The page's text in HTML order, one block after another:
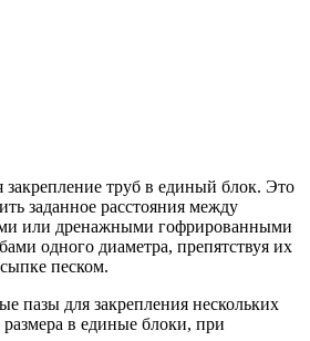
закрепление труб в единый блок. Это
заданное расстояния между
или дренажными гофрированными
одного диаметра, препятствуя их
песком.
пазы для закрепления нескольких
размера в единые блоки, при